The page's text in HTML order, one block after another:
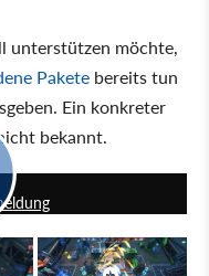
unterstützen möchte,
Pakete bereits tun
Ein konkreter
bekannt.